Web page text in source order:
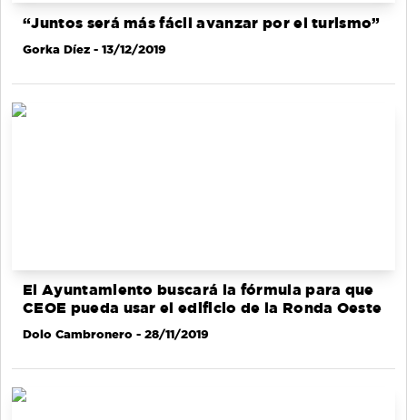
“Juntos será más fácil avanzar por el turismo”
Gorka Díez - 13/12/2019
El Ayuntamiento buscará la fórmula para que
CEOE pueda usar el edificio de la Ronda Oeste
Dolo Cambronero - 28/11/2019